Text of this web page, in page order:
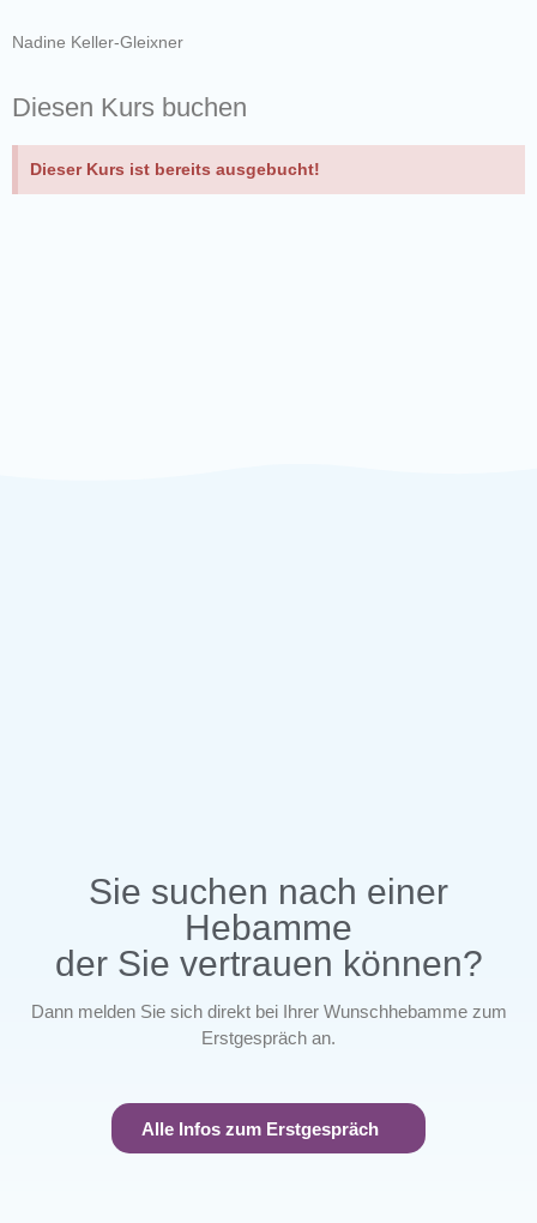
Nadine Keller-Gleixner
Diesen Kurs buchen
Dieser Kurs ist bereits ausgebucht!
Sie suchen nach einer
Hebamme
der Sie vertrauen können?
Dann melden Sie sich direkt bei Ihrer Wunschhebamme zum
Erstgespräch an.
Alle Infos zum Erstgespräch